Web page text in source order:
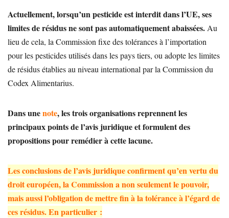
Actuellement, lorsqu’un pesticide est interdit dans l’UE, ses
limites de résidus ne sont pas automatiquement abaissées. Au
lieu de cela, la Commission fixe des tolérances à l’importation
pour les pesticides utilisés dans les pays tiers, ou adopte les limites
de résidus établies au niveau international par la Commission du
Codex Alimentarius.
Dans unenote, les trois organisations reprennent les
principaux points de l’avis juridique et formulent des
propositions pour remédier à cette lacune.
Les conclusions de l’avis juridique confirment qu’en vertu du
droit européen, la Commission a non seulement le pouvoir,
mais aussi l’obligation de mettre fin à la tolérance à l’égard de
ces résidus. En particulier :